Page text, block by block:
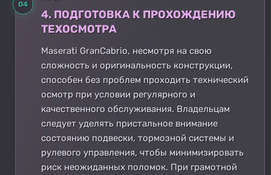
04
4. ПОДГОТОВКА К ПРОХОЖДЕНИЮ
ТЕХОСМОТРА
Maserati GranCabrio, несмотря на свою
сложность и оригинальность конструкции,
способен без проблем проходить технический
осмотр при условии регулярного и
качественного обслуживания. Владельцам
следует уделять пристальное внимание
состоянию подвески, тормозной системы и
рулевого управления, чтобы минимизировать
риск неожиданных поломок. При грамотной